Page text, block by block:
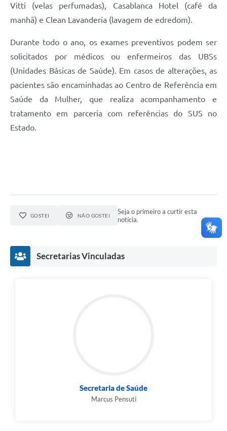
Vitti (velas perfumadas), Casablanca Hotel (café da
manhã) e Clean Lavanderia (lavagem de edredom).
Durante todo o ano, os exames preventivos podem ser
solicitados por médicos ou enfermeiros das UBSs
(Unidades Básicas de Saúde). Em casos de alterações, as
pacientes são encaminhadas ao Centro de Referência em
Saúde da Mulher, que realiza acompanhamento e
tratamento em parceria com referências do SUS no
Estado.
GOSTEI NÃO GOSTEI
Seja o primeiro a curtir esta
notícia.
Secretarias Vinculadas
Secretaria de Saúde
Marcus Pensuti